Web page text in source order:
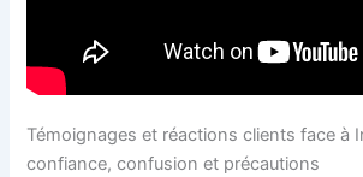
Témoignages et réactions clients face à
confiance, confusion et précautions